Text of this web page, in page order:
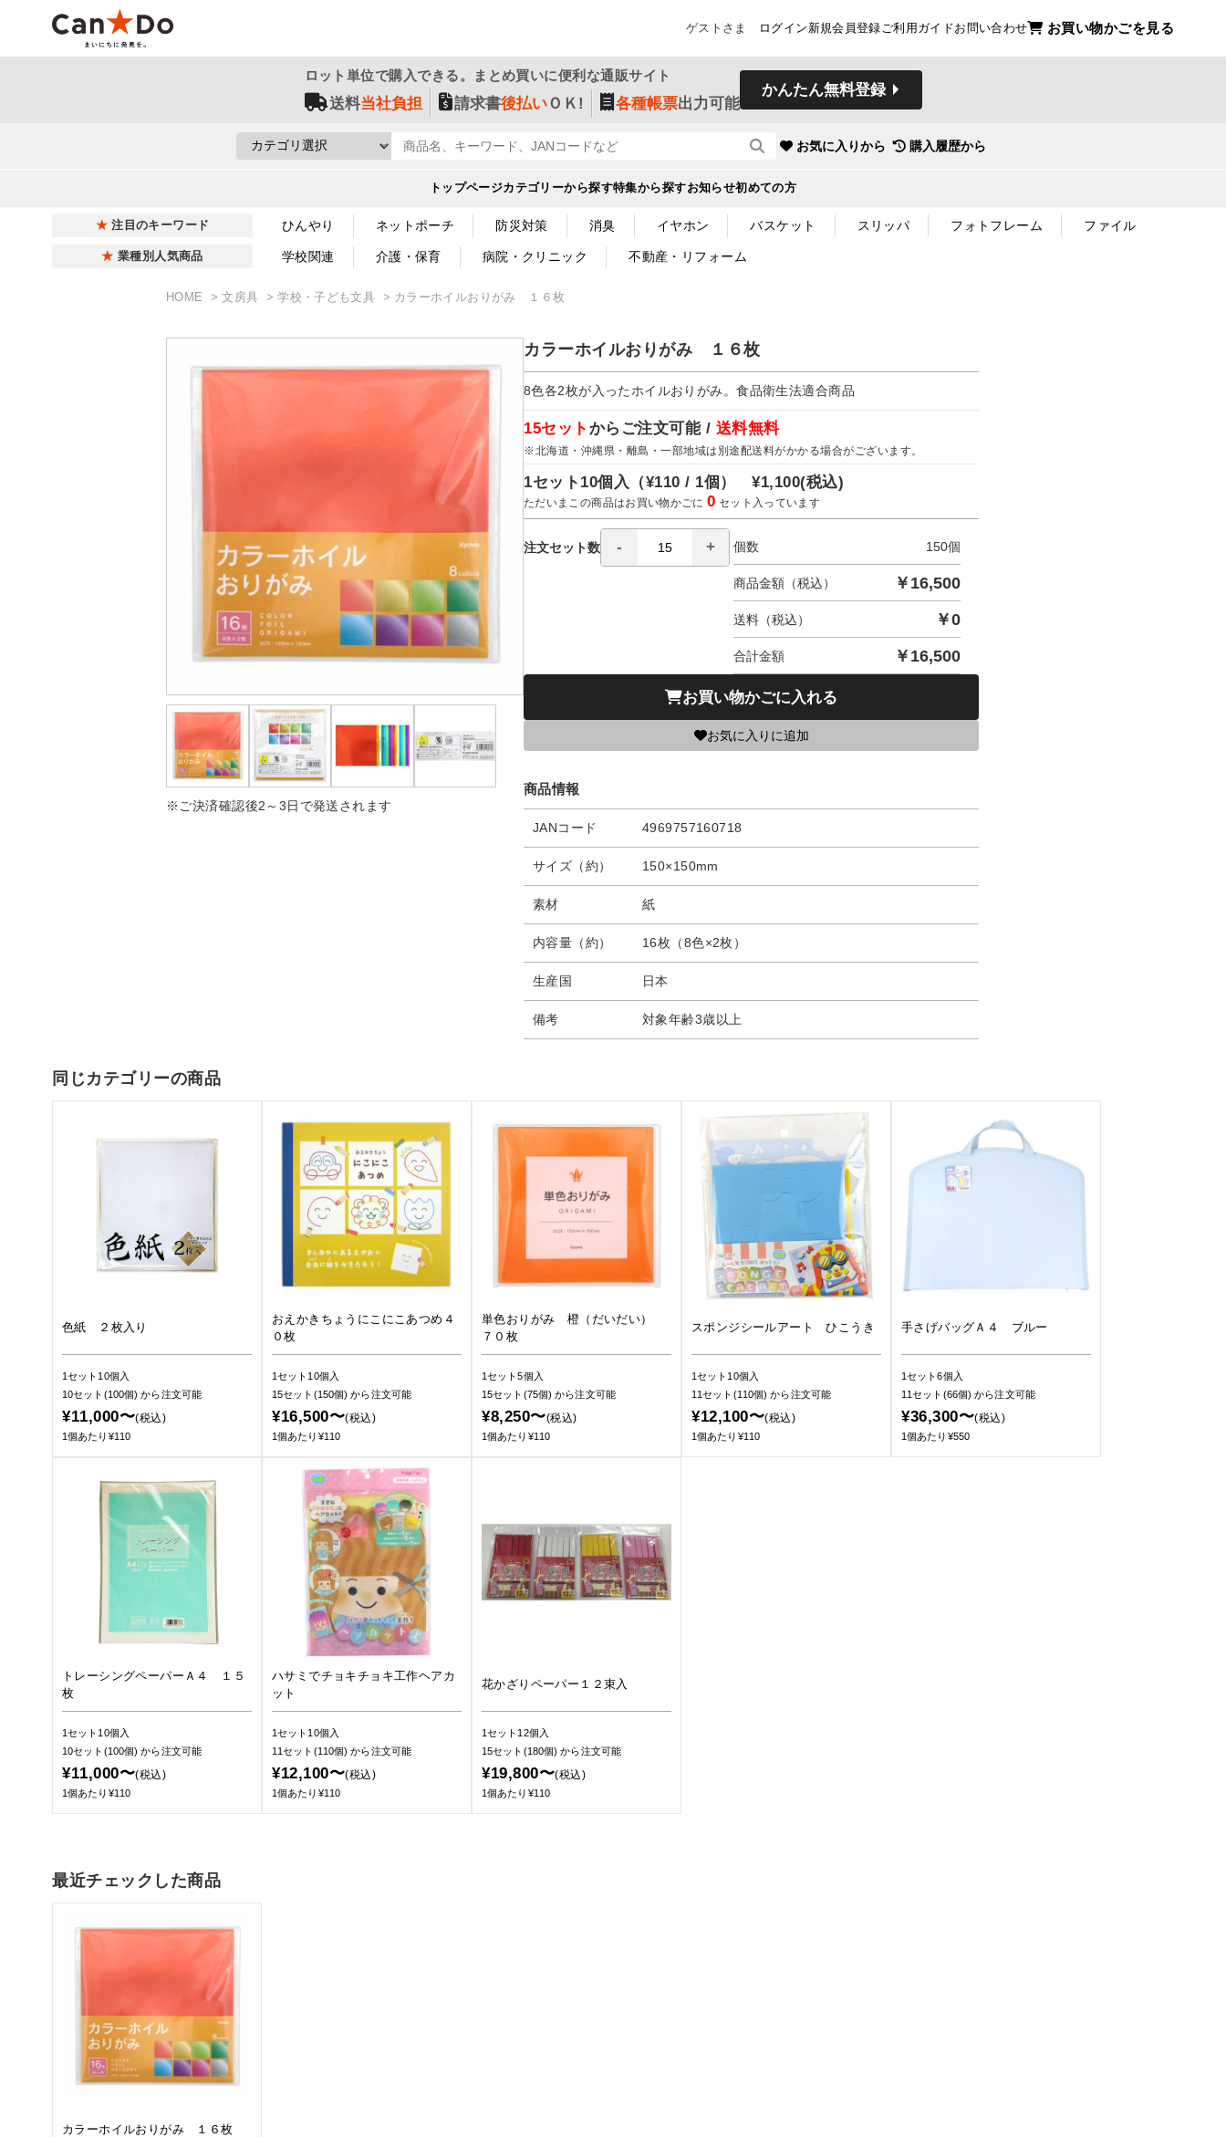
ゲストさま ログイン 新規会員登録ご利用ガイドお問い合わせ お買い物かごを見る
ロット単位で購入できる。まとめ買いに便利な通販サイト
送料当社負担 請求書後払いＯＫ! 各種帳票出力可能
かんたん無料登録
お気に入りから 購入履歴から
トップページカテゴリーから探す特集から探すお知らせ初めての方
注目のキーワード ひんやり ネットポーチ 防災対策 消臭 イヤホン バスケット スリッパ フォトフレーム ファイル
業種別人気商品 学校関連 介護・保育 病院・クリニック 不動産・リフォーム
HOME 文房具 学校・子ども文具 カラーホイルおりがみ １６枚
※ご決済確認後2～3日で発送されます
カラーホイルおりがみ １６枚
8色各2枚が入ったホイルおりがみ。食品衛生法適合商品
15セット からご注文可能 / 送料無料
※北海道・沖縄県・離島・一部地域は別途配送料がかかる場合がございます。
1セット10個入（¥110 / 1個）¥1,100(税込)
ただいまこの商品はお買い物かごに0 セット入っています
注文セット数 個数 150個
商品金額（税込） ￥ 16,500
送料（税込） ￥0
合計金額 ￥ 16,500
お買い物かごに入れる
お気に入りに追加
商品情報
JANコード 4969757160718
サイズ（約） 150×150mm
素材 紙
内容量（約） 16枚（8色×2枚）
生産国 日本
備考 対象年齢3歳以上
同じカテゴリーの商品
色紙 ２枚入り
1セット10個入
10セット(100個)から注文可能
¥11,000〜(税込)
1個あたり¥110
おえかきちょうにこにこあつめ４
０枚
1セット10個入
15セット(150個)から注文可能
¥16,500〜(税込)
1個あたり¥110
単色おりがみ 橙（だいだい）
７０枚
1セット5個入
15セット(75個)から注文可能
¥8,250〜(税込)
1個あたり¥110
スポンジシールアート ひこうき
1セット10個入
11セット(110個)から注文可能
¥12,100〜(税込)
1個あたり¥110
手さげバッグＡ４ ブルー
1セット6個入
11セット(66個)から注文可能
¥36,300〜(税込)
1個あたり¥550
トレーシングペーパーＡ４ １５
枚
1セット10個入
10セット(100個)から注文可能
¥11,000〜(税込)
1個あたり¥110
ハサミでチョキチョキ工作ヘアカ
ット
1セット10個入
11セット(110個)から注文可能
¥12,100〜(税込)
1個あたり¥110
花かざりペーパー１２束入
1セット12個入
15セット(180個)から注文可能
¥19,800〜(税込)
1個あたり¥110
最近チェックした商品
カラーホイルおりがみ １６枚